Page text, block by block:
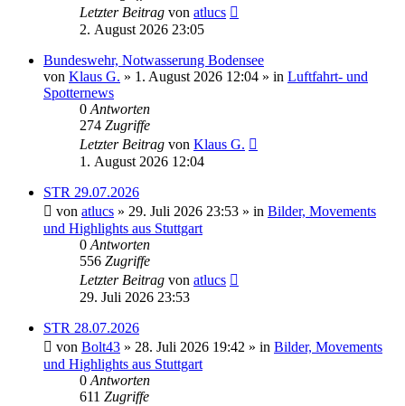
Letzter Beitrag von atlucs
2. August 2026 23:05
Bundeswehr, Notwasserung Bodensee
von Klaus G. » 1. August 2026 12:04 » in Luftfahrt- und
Spotternews
0 Antworten
274 Zugriffe
Letzter Beitrag von Klaus G.
1. August 2026 12:04
STR 29.07.2026
von atlucs » 29. Juli 2026 23:53 » in Bilder, Movements
und Highlights aus Stuttgart
0 Antworten
556 Zugriffe
Letzter Beitrag von atlucs
29. Juli 2026 23:53
STR 28.07.2026
von Bolt43 » 28. Juli 2026 19:42 » in Bilder, Movements
und Highlights aus Stuttgart
0 Antworten
611 Zugriffe